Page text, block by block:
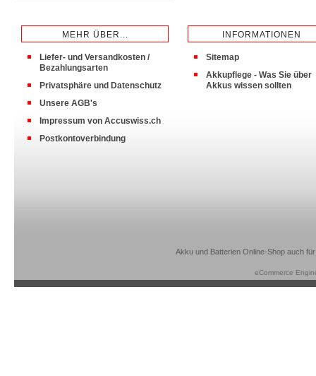
MEHR ÜBER...
Liefer- und Versandkosten /
Bezahlungsarten
Privatsphäre und Datenschutz
Unsere AGB's
Impressum von Accuswiss.ch
Postkontoverbindung
INFORMATIONEN
Sitemap
Akkupflege - Was Sie über
Akkus wissen sollten
Akku und Batterien Online-Shop auch
eCommerce